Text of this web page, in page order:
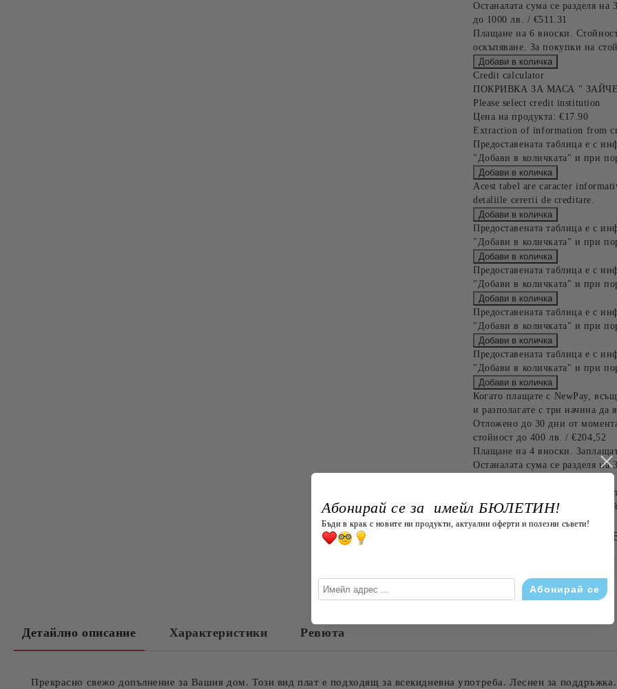
Останалата сума се разделя
до 1000 лв. / €511.31
Плащане на 6 вноски.
оскъпяване. За покупки на
Credit calculator
ПОКРИВКА ЗА МАСА "
Please select credit institution
Цена на продукта: €17.90
Extraction of information from
Предоставената таблица е с
"Добави в количката" и при
Acest tabel are caracter
detaliile cererii de creditare.
Предоставената таблица е с
"Добави в количката" и при
Предоставената таблица е с
"Добави в количката" и при
Предоставената таблица е с
"Добави в количката" и при
Предоставената таблица е с
"Добави в количката" и при
Когато плащате с NewPay,
и разполагате с три начина да
Отложено до 30 дни от
стойност до 400 лв. / €204,52
Плащане на 4 вноски.
Останалата сума се разделя
Плащане на 6 вноски.
оскъпяване. За покупки на
БЪРЗА ПОРЪЧКА
Детайлно описание Характеристики Ревюта
Прекрасно свежо допълнение за Вашия дом. Този вид плат е подходящ за всекидневна употреба. Леснен за поддръжка.
Абонирай се за имейл БЮЛЕТИН!
Бъди в крак с новите ни продукти, актуални оферти и полезни съвети!